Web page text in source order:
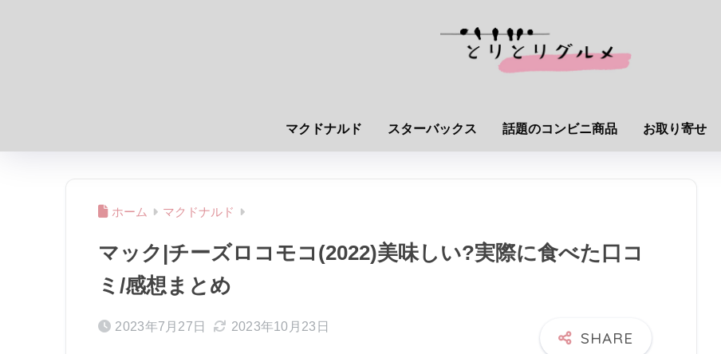
マクドナルド スターバックス 話題のコンビニ商品 お取り寄せ
ホーム マクドナルド
マック|チーズロコモコ(2022)美味しい?実際に食べた口コ
ミ/感想まとめ
2023年7月27日 2023年10月23日